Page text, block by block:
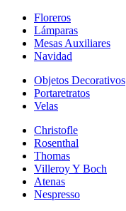
Floreros
Lámparas
Mesas Auxiliares
Navidad
Objetos Decorativos
Portaretratos
Velas
Christofle
Rosenthal
Thomas
Villeroy Y Boch
Atenas
Nespresso